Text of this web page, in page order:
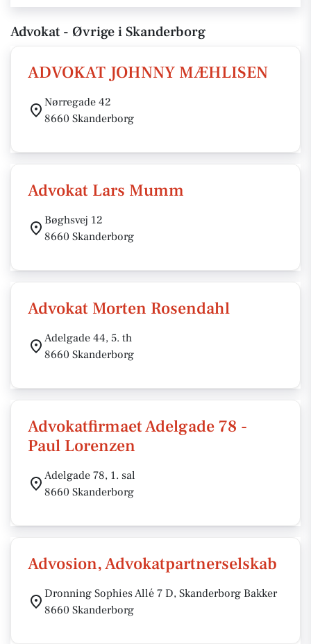
Advokat - Øvrige i Skanderborg
ADVOKAT JOHNNY MÆHLISEN
Nørregade 42
8660 Skanderborg
Advokat Lars Mumm
Bøghsvej 12
8660 Skanderborg
Advokat Morten Rosendahl
Adelgade 44, 5. th
8660 Skanderborg
Advokatfirmaet Adelgade 78 -
Paul Lorenzen
Adelgade 78, 1. sal
8660 Skanderborg
Advosion, Advokatpartnerselskab
Dronning Sophies Allé 7 D, Skanderborg Bakker
8660 Skanderborg